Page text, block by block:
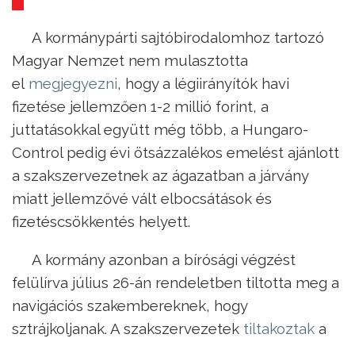
A kormánypárti sajtóbirodalomhoz tartozó
Magyar Nemzet nem mulasztotta
el megjegyezni, hogy a légiirányítók havi
fizetése jellemzően 1-2 millió forint, a
juttatásokkal együtt még több, a Hungaro­
Control pedig évi ötsázzalékos emelést ajánlott
a szakszervezetnek az ágazatban a járvány
miatt jellemzővé vált elbocsátások és
fizetéscsökkentés helyett.
A kormány azonban a bírósági végzést
felülírva július 26-án rendeletben tiltotta meg a
navigációs szakembereknek, hogy
sztrájkoljanak. A szakszervezetek tiltakoztak a